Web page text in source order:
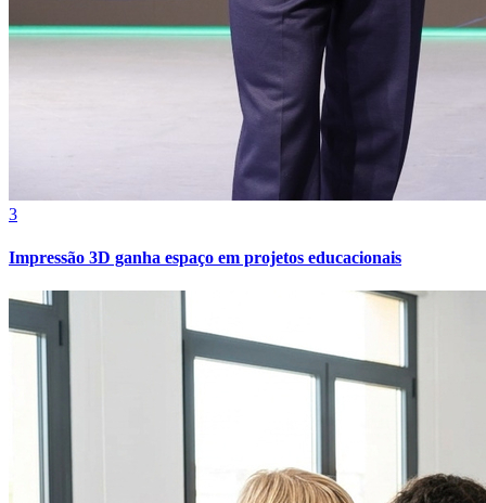
3
Impressão 3D ganha espaço em projetos educacionais